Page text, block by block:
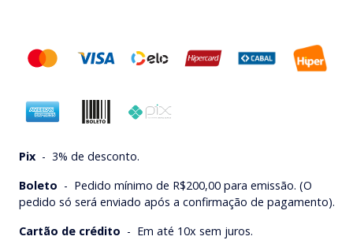
Pix - 3% de desconto.
Boleto - Pedido mínimo de R$200,00 para emissão. (O
pedido só será enviado após a confirmação de pagamento).
Cartão de crédito - Em até 10x sem juros.